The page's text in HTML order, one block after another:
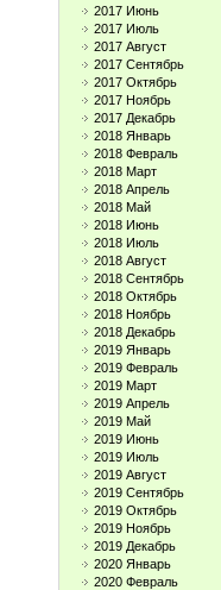
2017 Июнь
2017 Июль
2017 Август
2017 Сентябрь
2017 Октябрь
2017 Ноябрь
2017 Декабрь
2018 Январь
2018 Февраль
2018 Март
2018 Апрель
2018 Май
2018 Июнь
2018 Июль
2018 Август
2018 Сентябрь
2018 Октябрь
2018 Ноябрь
2018 Декабрь
2019 Январь
2019 Февраль
2019 Март
2019 Апрель
2019 Май
2019 Июнь
2019 Июль
2019 Август
2019 Сентябрь
2019 Октябрь
2019 Ноябрь
2019 Декабрь
2020 Январь
2020 Февраль